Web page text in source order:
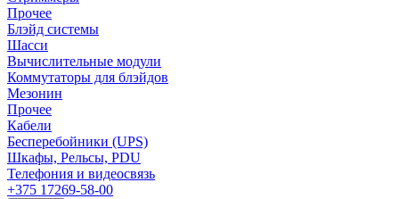
Прочее
Блэйд системы
Шасси
Вычислительные модули
Коммутаторы для блэйдов
Мезонин
Прочее
Кабели
Бесперебойники (UPS)
Шкафы, Рельсы, PDU
Телефония и видеосвязь
+375 17269-58-00